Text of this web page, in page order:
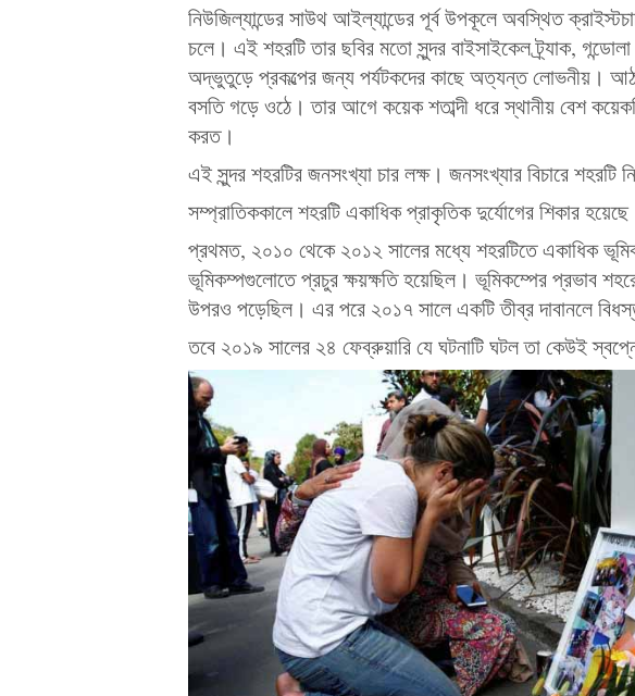
নিউজিল্যান্ডের সাউথ আইল্যান্ডের পূর্ব উপকূলে অবস্থিত
চলে। এই শহরটি তার ছবির মতো সুন্দর বাইসাইকেল ট্র্যাক,
অদ্ভুতুড়ে প্রকল্পের জন্য পর্যটকদের কাছে অত্যন্ত লোভনীয়।
বসতি গড়ে ওঠে। তার আগে কয়েক শতাব্দী ধরে স্থানীয় বেশ
করত।
এই সুন্দর শহরটির জনসংখ্যা চার লক্ষ। জনসংখ্যার বিচারে শহরটি
সম্প্রাতিককালে শহরটি একাধিক প্রাকৃতিক দুর্যোগের শিকার
প্রথমত, ২০১০ থেকে ২০১২ সালের মধ্যে শহরটিতে একাধিক
ভূমিকম্পগুলোতে প্রচুর ক্ষয়ক্ষতি হয়েছিল। ভূমিকম্পের প্রভাব
উপরও পড়েছিল। এর পরে ২০১৭ সালে একটি তীব্র দাবানলে
তবে ২০১৯ সালের ২৪ ফেব্রুয়ারি যে ঘটনাটি ঘটল তা কেউই